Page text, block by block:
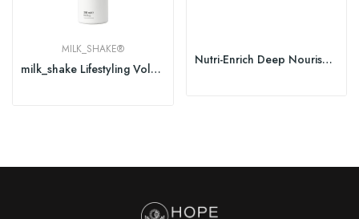
MILK_SHAKE®
milk_shake Lifestyling Volumizing Foam 200 ml
Nutri-Enrich Deep Nourishing Shampoo